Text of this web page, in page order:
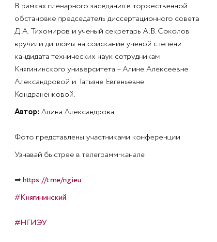
В рамках пленарного заседания в торжественной
обстановке председатель диссертационного совета
Д.А. Тихомиров и ученый секретарь А.В. Соколов
вручили дипломы на соискание ученой степени
кандидата технических наук сотрудникам
Княгининского университета – Алине Алексеевне
Александровой и Татьяне Евгеньевне
Кондраненковой.
Автор: Алина Александрова
Фото представлены участниками конференции
Узнавай быстрее в телеграмм-канале
➡https://t.me/ngieu
#Княгининский
#НГИЭУ